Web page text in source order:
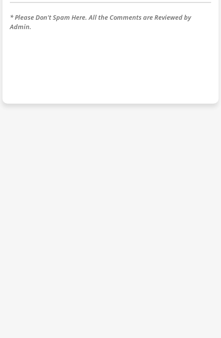
* Please Don't Spam Here. All the Comments are Reviewed by
Admin.